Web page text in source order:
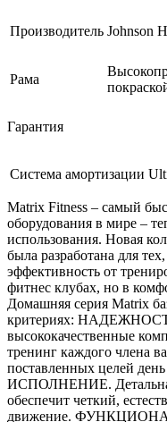
Производитель Johnson
Рама
Гарантия
Система амортизации
Matrix Fitness – самый
оборудования в мире –
использования. Новая
была разработана для
эффективность от
фитнес клубах, но в
Домашняя серия Matrix
критериях:
высококачественные
тренинг каждого члена
поставленных целей
ИСПОЛНЕНИЕ. Детальная
обеспечит четкий,
движение.